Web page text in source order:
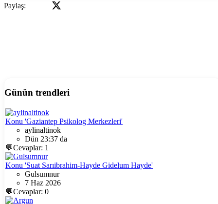
Paylaş:
Günün trendleri
Konu 'Gaziantep Psikolog Merkezleri'
aylinaltinok
Dün 23:37 da
💬Cevaplar: 1
Konu 'Suat Sarıibrahim-Hayde Gidelum Hayde'
Gulsumnur
7 Haz 2026
💬Cevaplar: 0